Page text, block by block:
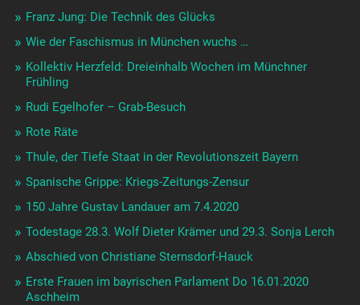
Franz Jung: Die Technik des Glücks
Wie der Faschismus in München wuchs …
Kollektiv Herzfeld: Dreieinhalb Wochen im Münchner
Frühling
Rudi Egelhofer – Grab-Besuch
Rote Räte
Thule, der Tiefe Staat in der Revolutionszeit Bayern
Spanische Grippe: Kriegs-Zeitungs-Zensur
150 Jahre Gustav Landauer am 7.4.2020
Todestage 28.3. Wolf Dieter Krämer und 29.3. Sonja Lerch
Abschied von Christiane Sternsdorf-Hauck
Erste Frauen im bayrischen Parlament Do 16.01.2020
Aschheim